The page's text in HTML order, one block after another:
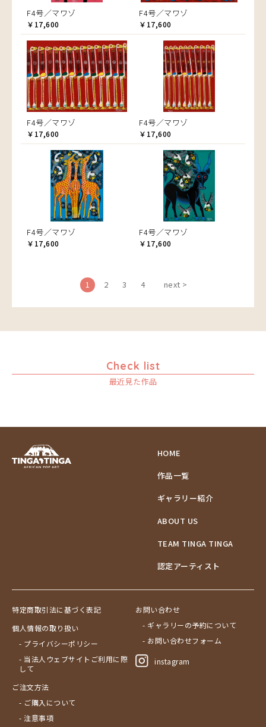
F4号／マワゾ
￥17,600
F4号／マワゾ
￥17,600
F4号／マワゾ
￥17,600
F4号／マワゾ
￥17,600
F4号／マワゾ
￥17,600
F4号／マワゾ
￥17,600
1 2 3 4 next >
Check list
最近見た作品
HOME
作品一覧
ギャラリー紹介
ABOUT US
TEAM TINGA TINGA
認定アーティスト
特定商取引法に基づく表記
個人情報の取り扱い
- プライバシーポリシー
- 当法人ウェブサイトご利用に際
して
ご注文方法
- ご購入について
- 注意事項
お問い合わせ
- ギャラリーの予約について
- お問い合わせフォーム
instagram